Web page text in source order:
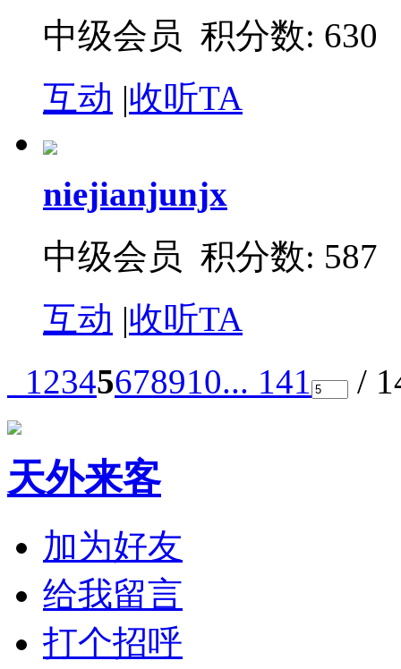
中级会员 积分数: 630
互动 |收听TA
niejianjunjx
中级会员 积分数: 587
互动 |收听TA
12345678910... 141 /
天外来客
加为好友
给我留言
打个招呼